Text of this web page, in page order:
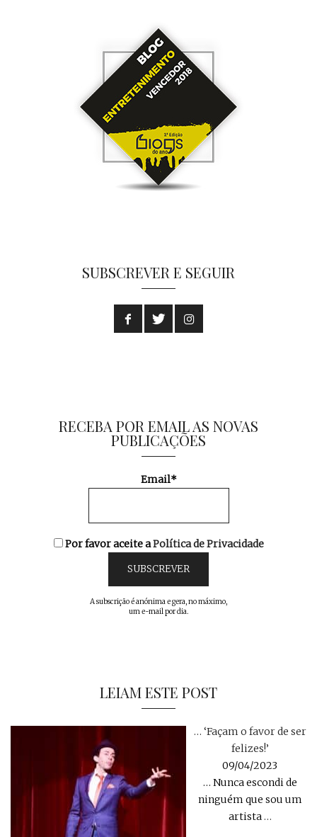
SUBSCREVER E SEGUIR
RECEBA POR EMAIL AS NOVAS
PUBLICAÇÕES
Email*
Por favor aceite aPolítica de Privacidade
A subscrição é anónima e gera, no máximo,
um e-mail por dia.
LEIAM ESTE POST
… ‘Façam o favor de ser
felizes!’
09/04/2023
… Nunca escondi de
ninguém que sou um
artista…